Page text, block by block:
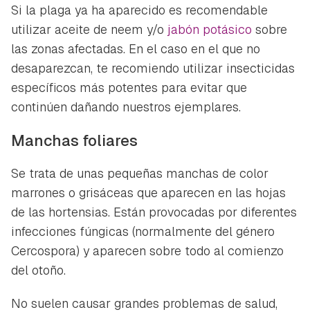
Si la plaga ya ha aparecido es recomendable
utilizar aceite de neem y/o jabón potásico sobre
las zonas afectadas. En el caso en el que no
desaparezcan, te recomiendo utilizar insecticidas
específicos más potentes para evitar que
continúen dañando nuestros ejemplares.
Manchas foliares
Se trata de unas pequeñas manchas de color
marrones o grisáceas que aparecen en las hojas
de las hortensias. Están provocadas por diferentes
infecciones fúngicas (normalmente del género
Cercospora) y aparecen sobre todo al comienzo
del otoño.
No suelen causar grandes problemas de salud,